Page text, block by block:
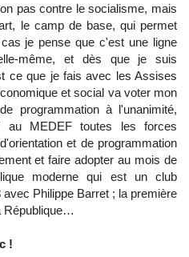
pas contre le socialisme, mais
le camp de base, qui permet
je pense que c'est une ligne
même, et dès que je suis
ce que je fais avec les Assises
et social va voter mon
programmation à l'unanimité,
MEDEF toutes les forces
et de programmation
et faire adopter au mois de
moderne qui est un club
Philippe Barret ; la première
République…
!